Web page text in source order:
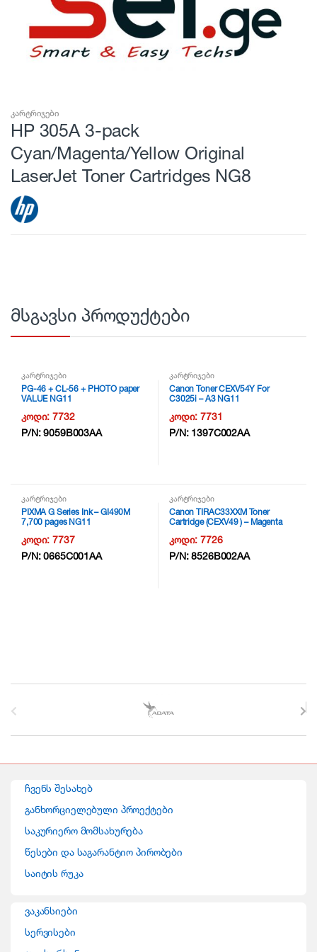
კარტრიჯები
HP 305A 3-pack
Cyan/Magenta/Yellow Original
LaserJet Toner Cartridges NG8
მსგავსი პროდუქტები
კარტრიჯები
PG-46 + CL-56 + PHOTO paper
VALUE NG11
კოდი:7732
P/N:9059B003AA
კარტრიჯები
Canon Toner CEXV54Y For
C3025i – A3 NG11
კოდი:7731
P/N: 1397C002AA
კარტრიჯები
PIXMA G Series Ink – GI490M
7,700 pages NG11
კოდი:7737
P/N:0665C001AA
კარტრიჯები
Canon TIRAC33XXM Toner
Cartridge (CEXV49 ) – Magenta
კოდი:7726
P/N:8526B002AA
ჩვენს შესახებ
განხორციელებული პროექტები
საკურიერო მომსახურება
წესები და საგარანტიო პირობები
საიტის რუკა
ვაკანსიები
სერვისები